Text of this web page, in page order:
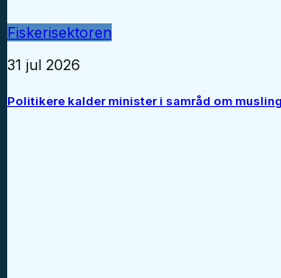
Fiskerisektoren
31 jul 2026
Politikere kalder minister i samråd om